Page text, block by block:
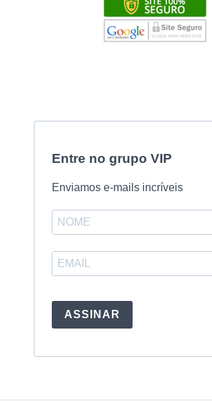
Entre no grupo VIP
Enviamos e-mails incríveis
ASSINAR